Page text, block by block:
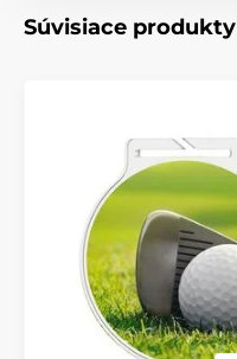
Súvisiace produkty